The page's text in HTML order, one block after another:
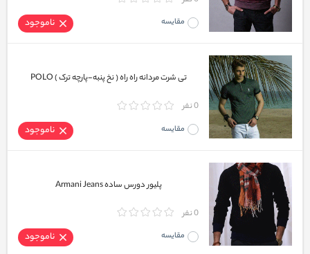
مقایسه ناموجود
تی شرت مردانه راه راه ( نخ پنبه-پارچه ترک ) POLO
0 نفر
مقایسه ناموجود
پلیور دورس ساده Armani Jeans
0 نفر
مقایسه ناموجود